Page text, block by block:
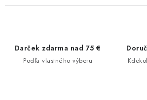
Darček zdarma nad 75 €
Podľa vlastného výberu